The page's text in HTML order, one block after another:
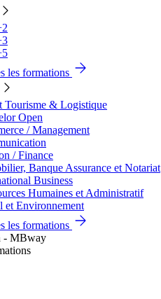
les formations
Tourisme & Logistique
Open
/ Management
/ Finance
Banque Assurance et Notariat
Business
Humaines et Administratif
et Environnement
les formations